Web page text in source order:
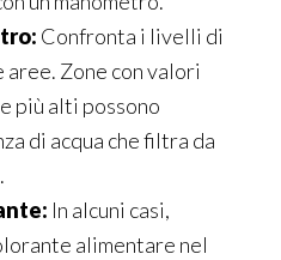
Confronta i livelli di
Zone con valori
più alti possono
di acqua che filtra da
In alcuni casi,
alimentare nel